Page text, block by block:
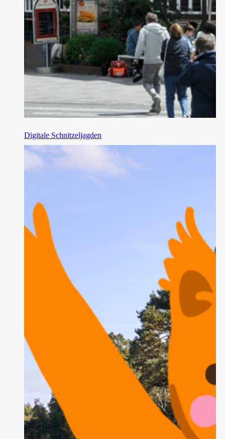
Digitale Schnitzeljagden